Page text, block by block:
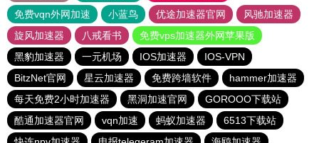
免费vqn外网加速
小蓝鸟 优途加速器官网
风驰加速器
旋风加速器
八戒看书
免费vps加速器外网苹果版
黑豹加速器
一元机场 IOS加速器
IOS-VPN
BitzNet官网
星云加速器 免费跨墙软件
hammer加速器
每天免费2小时加速器
黑洞加速官网
GOROOO下载站
酷通加速器官网
vqn加速 蚂蚁加速器
6513下载站